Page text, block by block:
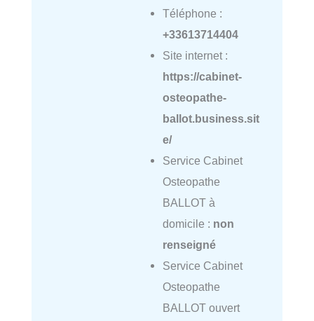
Téléphone :
+33613714404
Site internet :
https://cabinet-
osteopathe-
ballot.business.sit
e/
Service Cabinet
Osteopathe
BALLOT à
domicile : non
renseigné
Service Cabinet
Osteopathe
BALLOT ouvert